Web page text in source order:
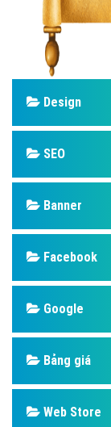
Design
SEO
Banner
Facebook
Google
Bảng giá
Web Store